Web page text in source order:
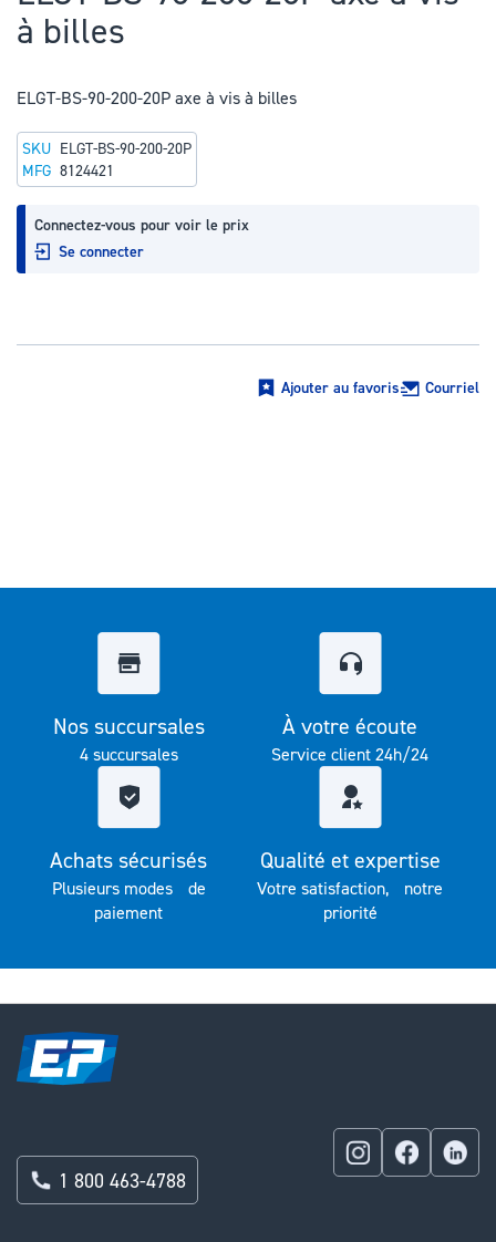
au
début
la
d’images
à billes
ELGT-BS-90-200-20P axe à vis à billes
Connectez-vous pour voir le prix
Se connecter
SKU ELGT-BS-90-200-20P
MFG 8124421
Ajouter au favoris Courriel
Nos succursales
4 succursales
À votre écoute
Service client 24h/24
Achats sécurisés
Plusieurs modes de
paiement
Qualité et expertise
Votre satisfaction, notre
priorité
1 800 463-4788